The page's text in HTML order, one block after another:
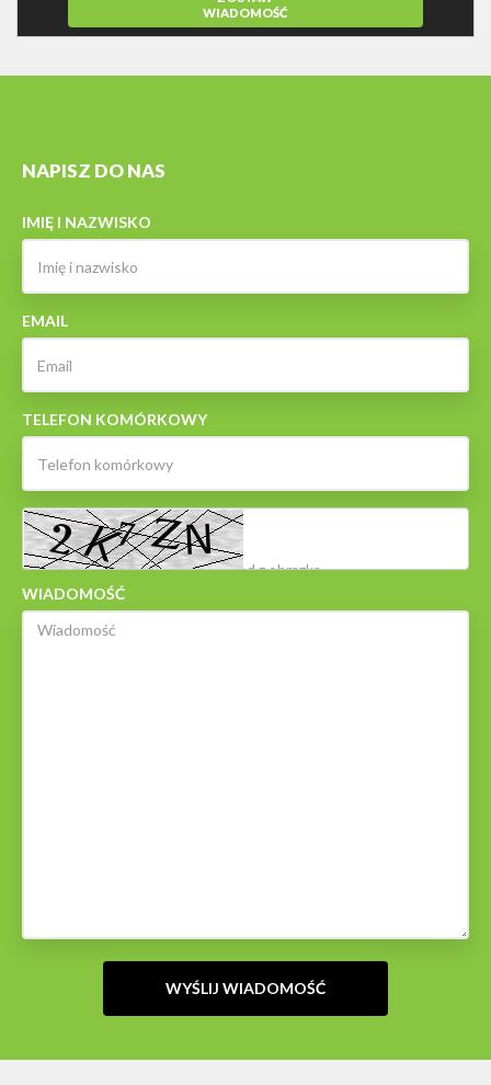
WIADOMOŚĆ
NAPISZ DO NAS
IMIĘ I NAZWISKO
EMAIL
TELEFON KOMÓRKOWY
WIADOMOŚĆ